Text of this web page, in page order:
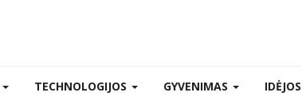
TECHNOLOGIJOS GYVENIMAS IDĖJOS